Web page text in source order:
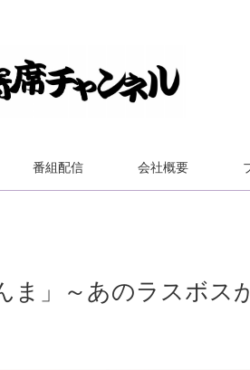
番組配信 会社概要
ま」～あのラスボス